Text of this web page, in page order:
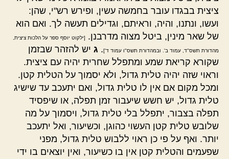
ציצית בבגדו עובר בחמשה עשין, ופירש רש"י, שהן:
ועשו, ונתנו, והיה, וראיתם, וגדילים תעשה לך. ואם הוא
של שאר מינין, ביטל מצוה מדרבנן.
[ילקוט יוסף ספר על הלכות ציצית,
מהדורת תשס"ד, עמוד ב'. ובמהדורת תשס"ו עמוד ד']. ג יש להזהר שבזמן
שקורא קריאת שמע ומתפלל שחרית יהיה עם ציצית.
וראוי שזה יהיה טלית גדול, ולא יסמוך על הטלית קטן.
ומכל מקום אם אין לו טלית גדול, ואם יתעכב עד שישיג
טלית גדול, יש חשש שיעבור זמן תפלה, או שיפסיד
תפלה בצבור, יתפלל בלי טלית גדול, ויסמוך על מה
שלובש טלית קטן העשוי כהוגן, וכשיעור, ואל יתעכב
יותר. ואף על פי כן ראוי ללבוש טלית גדול, מפני
שפעמים והטלית קטן אין בו כשיעור, ואין יוצאים בו ידי